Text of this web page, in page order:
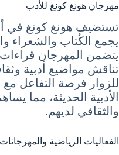
مهرجان هونغ كونغ للأدب
تستضيف هونغ كونغ في
يجمع الكُتاب والشعراء
يتضمن المهرجان
تناقش مواضيع أدبية
للزوار فرصة التفاعل مع
الأدبية الحديثة، مما
والثقافي لديهم.
الفعاليات الرياضية